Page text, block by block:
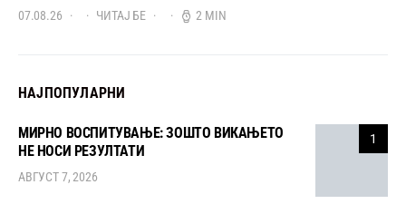
07.08.26 ЧИТАЈ БЕ 2 MIN
НАЈПОПУЛАРНИ
1
МИРНО ВОСПИТУВАЊЕ: ЗОШТО ВИКАЊЕТО
НЕ НОСИ РЕЗУЛТАТИ
АВГУСТ 7, 2026